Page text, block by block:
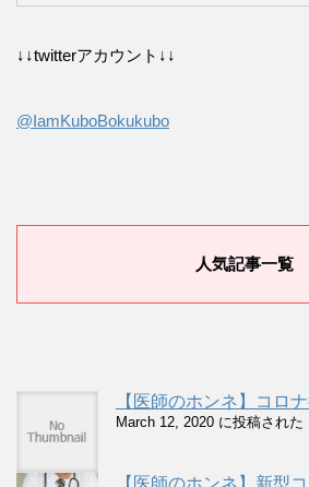
↓↓twitterアカウント↓↓
@IamKuboBokukubo
人気記事一覧
【医師のホンネ】コロ
March 12, 2020 に投稿された